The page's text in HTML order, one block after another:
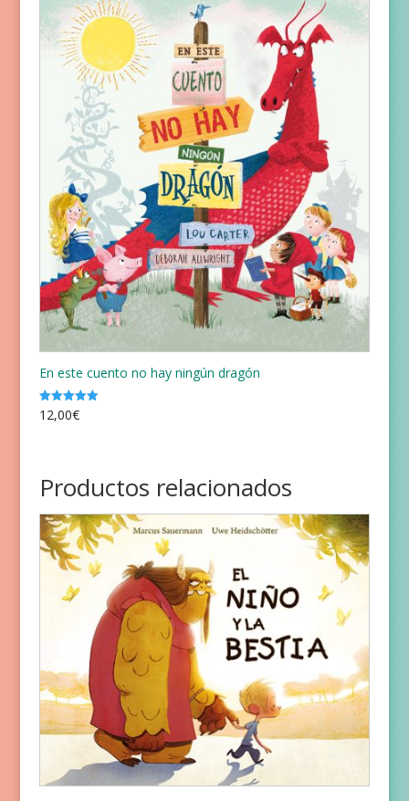
En este cuento no hay ningún dragón
Valorado
con
12,00€
Productos relacionados